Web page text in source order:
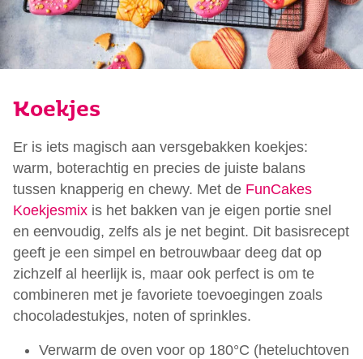
Koekjes
Er is iets magisch aan versgebakken koekjes:
warm, boterachtig en precies de juiste balans
tussen knapperig en chewy. Met de FunCakes
Koekjesmix is het bakken van je eigen portie snel
en eenvoudig, zelfs als je net begint. Dit basisrecept
geeft je een simpel en betrouwbaar deeg dat op
zichzelf al heerlijk is, maar ook perfect is om te
combineren met je favoriete toevoegingen zoals
chocoladestukjes, noten of sprinkles.
Verwarm de oven voor op 180°C (heteluchtoven